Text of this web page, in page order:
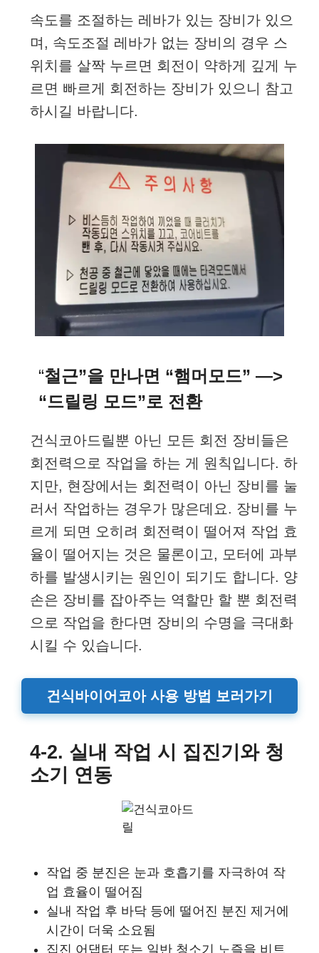
속도를 조절하는 레바가 있는 장비가 있으
며, 속도조절 레바가 없는 장비의 경우 스
위치를 살짝 누르면 회전이 약하게 깊게 누
르면 빠르게 회전하는 장비가 있으니 참고
하시길 바랍니다.
“철근”을 만나면 “햄머모드” —>
“드릴링 모드”로 전환
건식코아드릴뿐 아닌 모든 회전 장비들은
회전력으로 작업을 하는 게 원칙입니다. 하
지만, 현장에서는 회전력이 아닌 장비를 눌
러서 작업하는 경우가 많은데요. 장비를 누
르게 되면 오히려 회전력이 떨어져 작업 효
율이 떨어지는 것은 물론이고, 모터에 과부
하를 발생시키는 원인이 되기도 합니다. 양
손은 장비를 잡아주는 역할만 할 뿐 회전력
으로 작업을 한다면 장비의 수명을 극대화
시킬 수 있습니다.
건식바이어코아 사용 방법 보러가기
4-2. 실내 작업 시 집진기와 청
소기 연동
작업 중 분진은 눈과 호흡기를 자극하여 작
업 효율이 떨어짐
실내 작업 후 바닥 등에 떨어진 분진 제거에
시간이 더욱 소요됨
집진 어댑터 또는 일반 청소기 노즐을 비트